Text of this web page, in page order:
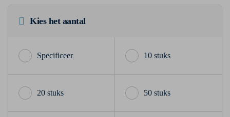
Kies het aantal
10 stuks
20 stuks 50 stuks